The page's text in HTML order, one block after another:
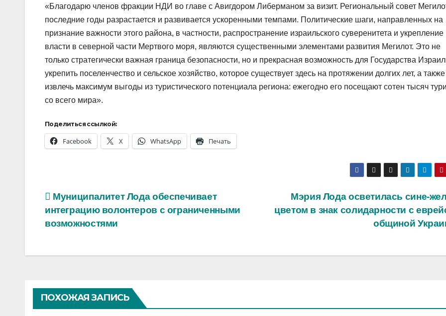
«Благодарю членов фракции НДИ во главе с Авигдором Либерманом за визит. Региональный совет
последние годы разрастается и развивается ускоренными темпами. Политические шаги, направленных на
признание важности этого района, в частности, распространение израильского суверенитета и укрепление
власти в северной части Мертвого моря, являются существенными элементами развития Мегилот. Это не
только стратегически важная граница безопасности, но и прекрасная возможность для Государства
укрепить поселенчество и сельское хозяйство, которое существует здесь на протяжении долгих лет, а также
извлечь максимум выгоды из туристического потенциала региона: ежегодно его посещают сотен тысяч
со всего мира».
Поделиться ссылкой:
Facebook X WhatsApp Печать
Навигация
по
Мэрия Лода осветилась сине-
цветом в знак солидарности с
общиной
Муниципалитет Лода обеспечивает
интеграцию волонтеров с ограниченными
возможностями
ПОХОЖАЯ ЗАПИСЬ